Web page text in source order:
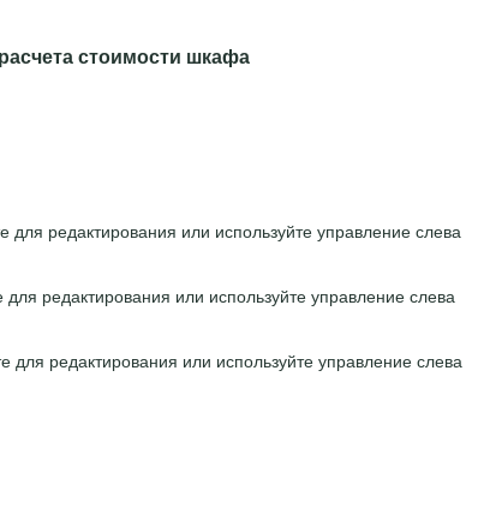
стоимости шкафа
для редактирования или используйте управление слева
для редактирования или используйте управление слева
для редактирования или используйте управление слева